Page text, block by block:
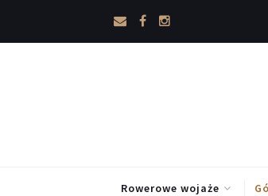
Rowerowe wojaże